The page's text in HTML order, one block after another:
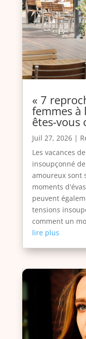
« 7
femmes
êtes-vous
Juil 27, 2026|
Les vacances
insoupçonné
amoureux sont
moments
peuvent
tensions
comment un
lire plus